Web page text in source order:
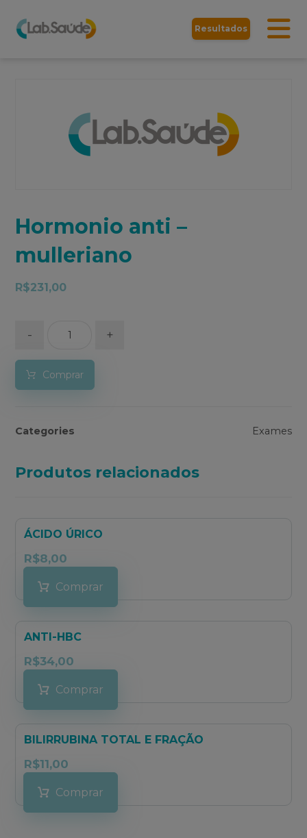
Resultados
Hormonio anti –
mulleriano
R$231,00
- +
Comprar
Categories Exames
Produtos relacionados
ÁCIDO ÚRICO
R$8,00
Comprar
ANTI-HBC
R$34,00
Comprar
BILIRRUBINA TOTAL E FRAÇÃO
R$11,00
Comprar